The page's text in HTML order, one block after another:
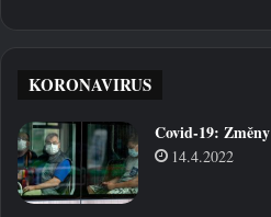
KORONAVIRUS
Covid-19: Změny
14.4.2022